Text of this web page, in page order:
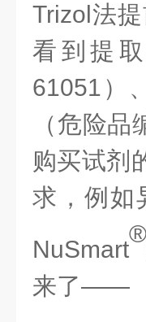
Trizol法
看到提
61051）
（危险
购买试剂
求，例如
NuSmart
®
来了——